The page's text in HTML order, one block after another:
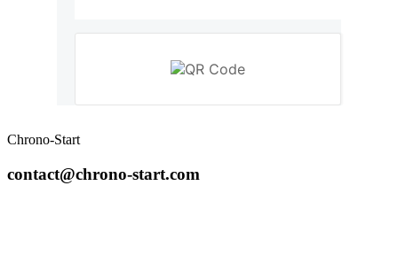
Chrono-Start
contact@chrono-start.com